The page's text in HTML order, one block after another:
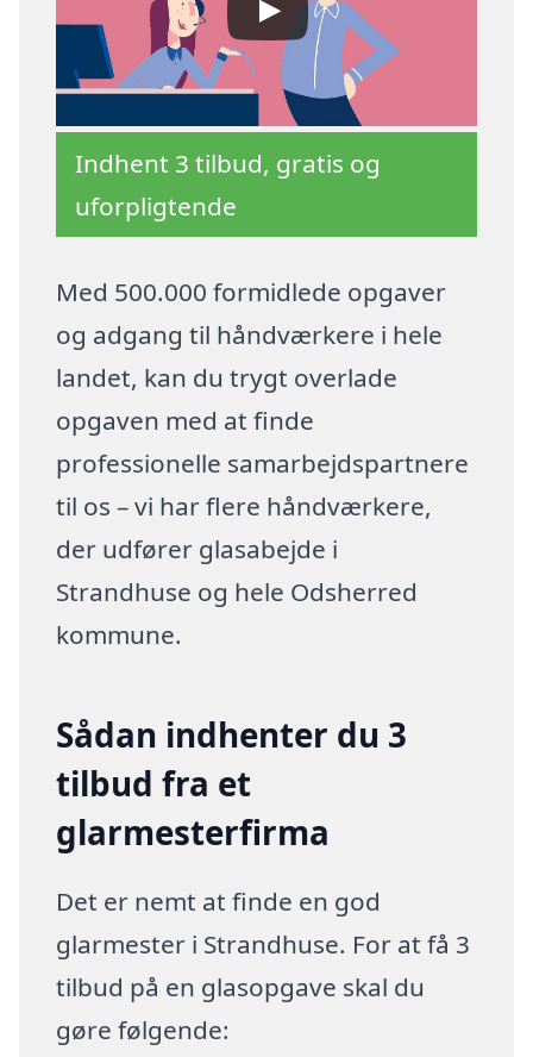
Indhent 3 tilbud, gratis og
uforpligtende
Med 500.000 formidlede opgaver
og adgang til håndværkere i hele
landet, kan du trygt overlade
opgaven med at finde
professionelle samarbejdspartnere
til os – vi har flere håndværkere,
der udfører glasabejde i
Strandhuse og hele Odsherred
kommune.
Sådan indhenter du 3
tilbud fra et
glarmesterfirma
Det er nemt at finde en god
glarmester i Strandhuse. For at få 3
tilbud på en glasopgave skal du
gøre følgende: